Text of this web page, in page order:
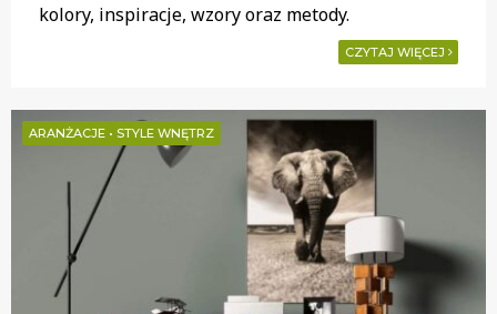
kolory, inspiracje, wzory oraz metody.
CZYTAJ WIĘCEJ
ARANŻACJE • STYLE WNĘTRZ